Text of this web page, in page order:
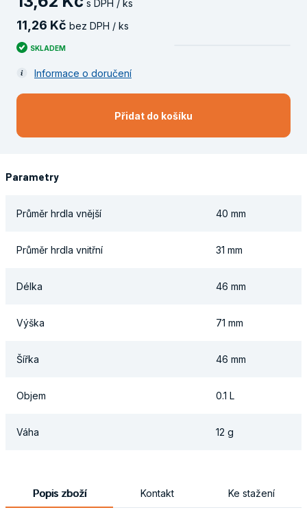
s DPH / ks
11 26 Kč bez DPH / ks
SKLADEM
Informace o doručení
Přidat do košíku
Parametry
Průměr hrdla vnější 40 mm
Průměr hrdla vnitřní 31 mm
Délka 46 mm
Výška 71 mm
Šířka 46 mm
Objem 0.1 L
Váha 12 g
Popis zboží Kontakt Ke stažení